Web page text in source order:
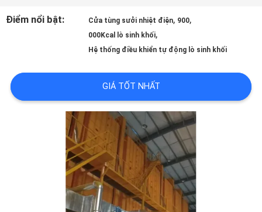
THAM
NHÀ
MÁY
Điểm nổi bật: Cửa tùng sưởi nhiệt điện, 900,
000Kcal lò sinh khối,
Hệ thống điều khiển tự động lò sinh khối
GIÁ TỐT NHẤT